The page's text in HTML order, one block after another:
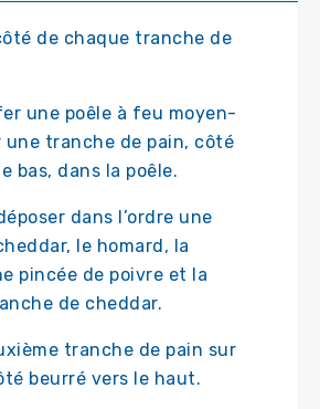
de chaque tranche de
une poêle à feu moyen-
une tranche de pain, côté
bas, dans la poêle.
dans l’ordre une
le homard, la
pincée de poivre et la
de cheddar.
tranche de pain sur
beurré vers le haut.